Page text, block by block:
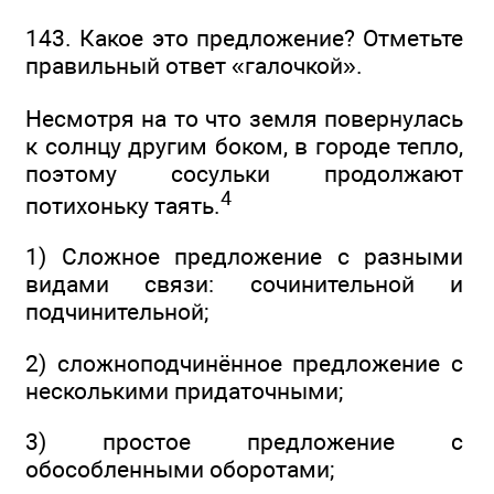
143. Какое это предложение? Отметьте
правильный ответ «галочкой».
Несмотря на то что земля повернулась
к солнцу другим боком, в городе тепло,
поэтому сосульки продолжают
потихоньку таять.4
1) Сложное предложение с разными
видами связи: сочинительной и
подчинительной;
2) сложноподчинённое предложение с
несколькими придаточными;
3) простое предложение с
обособленными оборотами;